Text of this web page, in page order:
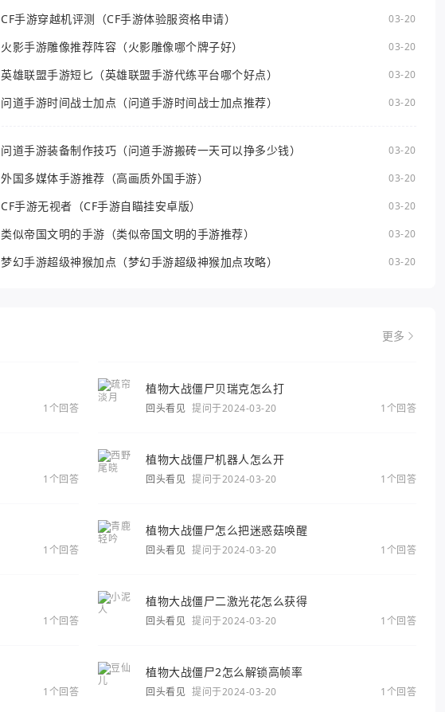
CF手游穿越机评测（CF手游体验服资格申请） 03-20
火影手游雕像推荐阵容（火影雕像哪个牌子好） 03-20
英雄联盟手游短匕（英雄联盟手游代练平台哪个好点） 03-20
问道手游时间战士加点（问道手游时间战士加点推荐） 03-20
问道手游装备制作技巧（问道手游搬砖一天可以挣多少钱） 03-20
外国多媒体手游推荐（高画质外国手游） 03-20
CF手游无视者（CF手游自瞄挂安卓版） 03-20
类似帝国文明的手游（类似帝国文明的手游推荐） 03-20
梦幻手游超级神猴加点（梦幻手游超级神猴加点攻略） 03-20
更多
1个回答
植物大战僵尸贝瑞克怎么打
回头看见 提问于2024-03-20 1个回答
1个回答
植物大战僵尸机器人怎么开
回头看见 提问于2024-03-20 1个回答
1个回答
植物大战僵尸怎么把迷惑菇唤醒
回头看见 提问于2024-03-20 1个回答
1个回答
植物大战僵尸二激光花怎么获得
回头看见 提问于2024-03-20 1个回答
1个回答
植物大战僵尸2怎么解锁高帧率
回头看见 提问于2024-03-20 1个回答